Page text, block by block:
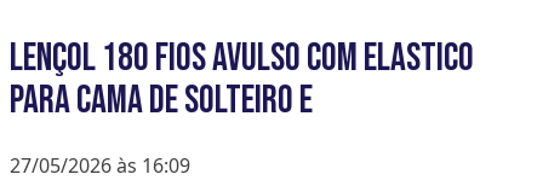
Lençol 180 Fios Avulso Com Elastico
Para Cama De Solteiro E
27/05/2026 às 16:09